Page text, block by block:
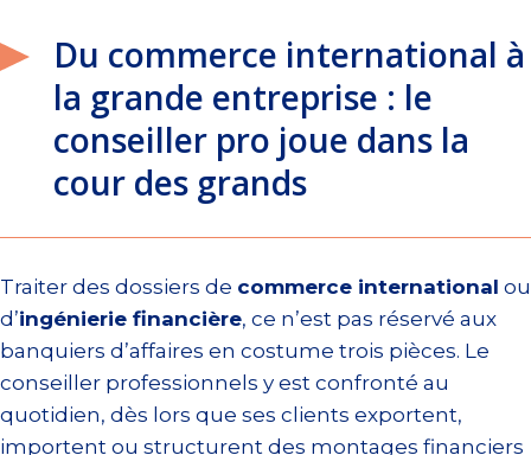
Du commerce international à
la grande entreprise : le
conseiller pro joue dans la
cour des grands
Traiter des dossiers de commerce international ou
d’ingénierie financière, ce n’est pas réservé aux
banquiers d’affaires en costume trois pièces. Le
conseiller professionnels y est confronté au
quotidien, dès lors que ses clients exportent,
importent ou structurent des montages financiers